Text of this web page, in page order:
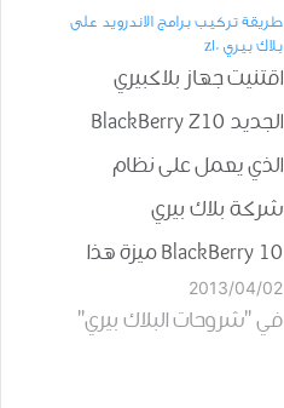
طريقة تركيب برامج الاندرويد على
بلاك بيري z10
اقتنيت جهاز بلاكبيري
الجديد BlackBerry Z10
الذي يعمل على نظام
شركة بلاك بيري
BlackBerry 10 ميزة هذا
النظام هو مقدرته على
تشغيل برامج الاندرويد
2013/04/02
في "شروحات البلاك بيري"